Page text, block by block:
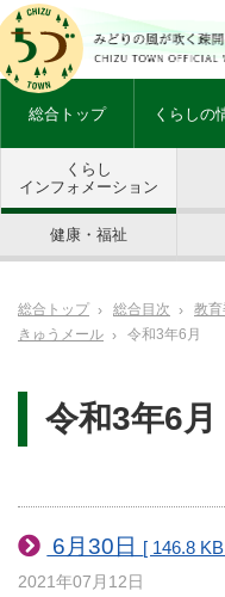
総合トップ くらしの
くらし
インフォメーション
健康・福祉
総合トップ 総合目次 教
きゅうメール
令和3年6月
令和3年6月
6月30日 [ 146.8
2021年07月12日